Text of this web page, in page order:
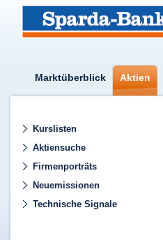
Marktüberblick Aktien
Kurslisten
Aktiensuche
Firmenporträts
Neuemissionen
Technische Signale